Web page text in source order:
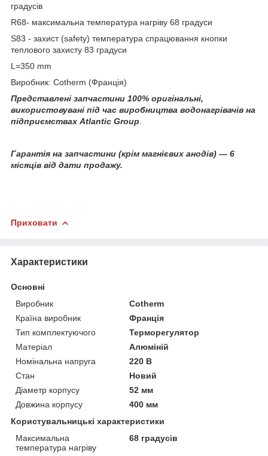
градусів
R68- максимальна температура нагріву 68 градуси
S83 - захист (safety) температура спрацювання кнопки
теплового захисту 83 градуси
L=350 mm
Виробник: Cotherm (Франція)
Представлені запчастини 100% оригінальні,
використовувані під час виробництва водонагрівачів на
підприємствах Atlantiс Group
Гарантія на запчастини (крім магнієвих анодів) — 6
місяців від дати продажу.
Приховати
Характеристики
Основні
Виробник
Cotherm
Країна виробник
Франція
Тип комплектуючого
Терморегулятор
Матеріал
Алюміній
Номінальна напруга
220 В
Стан
Новий
Діаметр корпусу
52 мм
Довжина корпусу
400 мм
Користувальницькі характеристики
Максимальна
температура нагріву
68 градусів